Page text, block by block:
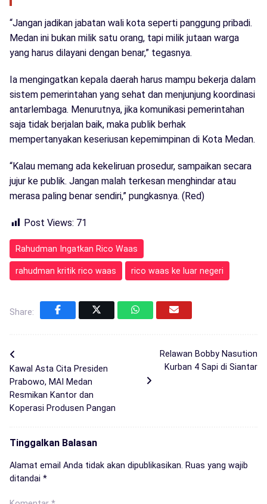
“Jangan jadikan jabatan wali kota seperti panggung pribadi.
Medan ini bukan milik satu orang, tapi milik jutaan warga
yang harus dilayani dengan benar,” tegasnya.
Ia mengingatkan kepala daerah harus mampu bekerja dalam
sistem pemerintahan yang sehat dan menjunjung koordinasi
antarlembaga. Menurutnya, jika komunikasi pemerintahan
saja tidak berjalan baik, maka publik berhak
mempertanyakan keseriusan kepemimpinan di Kota Medan.
“Kalau memang ada kekeliruan prosedur, sampaikan secara
jujur ke publik. Jangan malah terkesan menghindar atau
merasa paling benar sendiri,” pungkasnya. (Red)
Post Views: 71
Rahudman Ingatkan Rico Waas
rahudman kritik rico waas rico waas ke luar negeri
Share:
Kawal Asta Cita Presiden
Prabowo, MAI Medan
Resmikan Kantor dan
Koperasi Produsen Pangan
Relawan Bobby Nasution
Kurban 4 Sapi di Siantar
Tinggalkan Balasan
Alamat email Anda tidak akan dipublikasikan. Ruas yang wajib
ditandai *